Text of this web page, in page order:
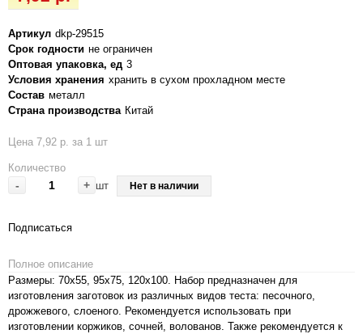
Артикул dkp-29515
Срок годности не ограничен
Оптовая упаковка, ед 3
Условия хранения хранить в сухом прохладном месте
Состав металл
Страна производства Китай
Цена 7,92 р. за 1 шт
Количество
- + шт Нет в наличии
Подписаться
Полное описание
Размеры: 70x55, 95x75, 120x100. Набор предназначен для
изготовления заготовок из различных видов теста: песочного,
дрожжевого, слоеного. Рекомендуется использовать при
изготовлении коржиков, сочней, волованов. Также рекомендуется к